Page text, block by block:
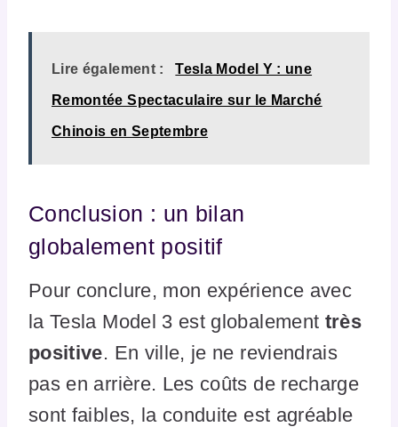
Lire également : Tesla Model Y : une
Remontée Spectaculaire sur le Marché
Chinois en Septembre
Conclusion : un bilan
globalement positif
Pour conclure, mon expérience avec
la Tesla Model 3 est globalement très
positive. En ville, je ne reviendrais
pas en arrière. Les coûts de recharge
sont faibles, la conduite est agréable